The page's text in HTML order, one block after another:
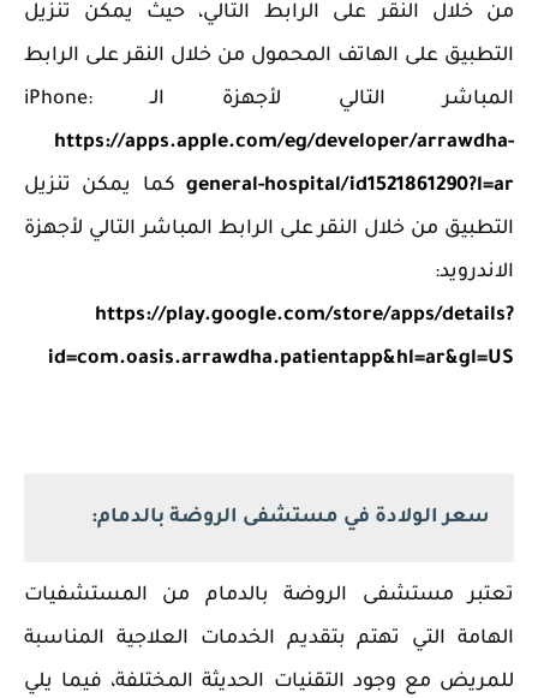
من خلال النقر على الرابط التالي، حيث يمكن تنزيل
التطبيق على الهاتف المحمول من خلال النقر على الرابط
المباشر التالي لأجهزة الـ iPhone:
https://apps.apple.com/eg/developer/arrawdha-
general-hospital/id1521861290?l=ar كما يمكن تنزيل
التطبيق من خلال النقر على الرابط المباشر التالي لأجهزة
الاندرويد:
https://play.google.com/store/apps/details?
id=com.oasis.arrawdha.patientapp&hl=ar&gl=US
سعر الولادة في مستشفى الروضة بالدمام:
تعتبر مستشفى الروضة بالدمام من المستشفيات
الهامة التي تهتم بتقديم الخدمات العلاجية المناسبة
للمريض مع وجود التقنيات الحديثة المختلفة، فيما يلي